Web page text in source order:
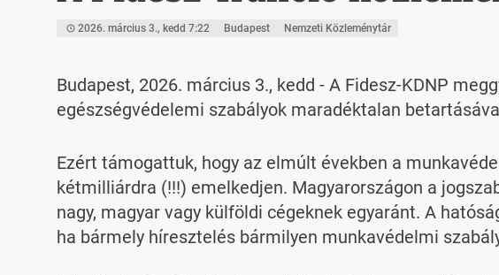
2026. március 3., kedd 7:22 Budapest Nemzeti Közleménytár
Budapest, 2026. március 3., kedd - A Fidesz-KDNP
egészségvédelemi szabályok maradéktalan
Ezért támogattuk, hogy az elmúlt években a
kétmilliárdra (!!!) emelkedjen. Magyarországon a
nagy, magyar vagy külföldi cégeknek egyaránt. A
ha bármely híresztelés bármilyen munkavédelmi